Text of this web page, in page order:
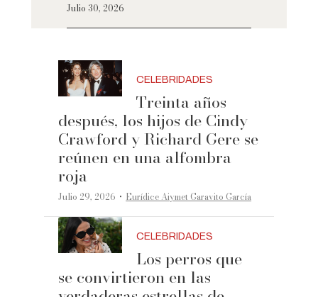
Julio 30, 2026
CELEBRIDADES
Treinta años
después, los hijos de Cindy
Crawford y Richard Gere se
reúnen en una alfombra
roja
Julio 29, 2026 ·Eurídice Aiymet Garavito García
CELEBRIDADES
Los perros que
se convirtieron en las